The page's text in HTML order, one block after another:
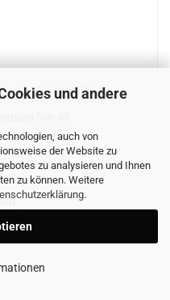
und andere
auch von
der Website zu
zu analysieren und Ihnen
zu können. Weitere
.
5W-40
l